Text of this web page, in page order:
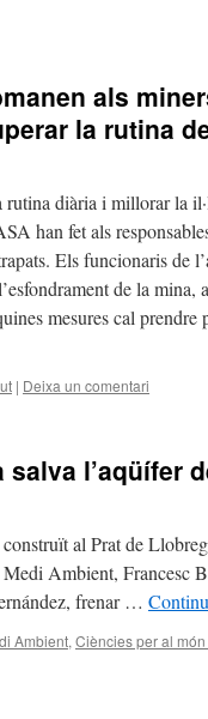
als
la rutina
diària i millorar la
han fet als
Els funcionaris de
de la mina,
mesures cal
| Deixa un comentari
salva l’aqüífer
al Prat de
Ambient, Francesc
frenar …
Ambient, Ciències per al